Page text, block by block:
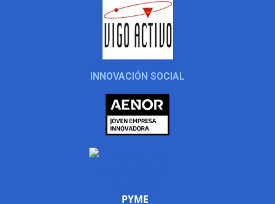
INNOVACIÓN SOCIAL
PYME